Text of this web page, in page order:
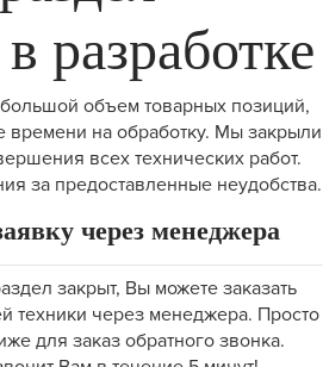
разработке
объем товарных позиций,
времени на обработку. Мы закрыли
всех технических работ.
за предоставленные неудобства.
через менеджера
закрыт, Вы можете заказать
техники через менеджера. Просто
для заказ обратного звонка.